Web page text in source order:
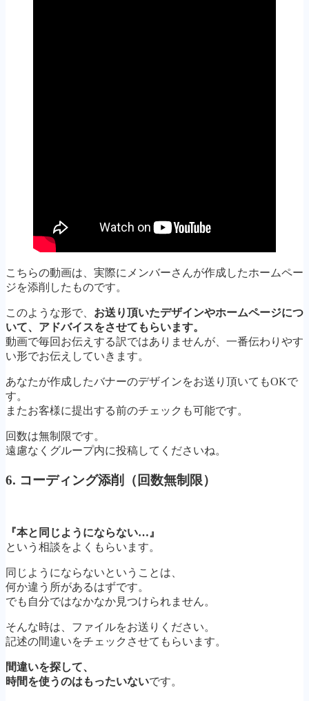
こちらの動画は、実際にメンバーさんが作成したホームペー
ジを添削したものです。
このような形で、 お送り頂いたデザインやホームページにつ
いて、アドバイスをさせてもらいます。
動画で毎回お伝えする訳ではありませんが、一番伝わりやす
い形でお伝えしていきます。
あなたが作成したバナーのデザインをお送り頂いてもOKで
す。
またお客様に提出する前のチェックも可能です。
回数は無制限です。
遠慮なくグループ内に投稿してくださいね。
6. コーディング添削（回数無制限）
『本と同じようにならない…』
という相談をよくもらいます。
同じようにならないということは、
何か違う所があるはずです。
でも自分ではなかなか見つけられません。
そんな時は、ファイルをお送りください。
記述の間違いをチェックさせてもらいます。
間違いを探して、
時間を使うのはもったいないです。